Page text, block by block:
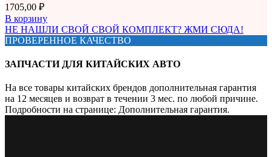
1705,00 ₽
В корзину
НЕ НАШЛИ СВОЙ СВОЙ КОМПЛЕКТ? ЖМИ СЮДА!
ПРОВЕРЕННОЕ КАЧЕСТВО
ЗАПЧАСТИ ДЛЯ КИТАЙСКИХ АВТО
На все товары китайских брендов дополнительная гарантия
на 12 месяцев и возврат в течении 3 мес. по любой причине.
Подробности на странице: Дополнительная гарантия.